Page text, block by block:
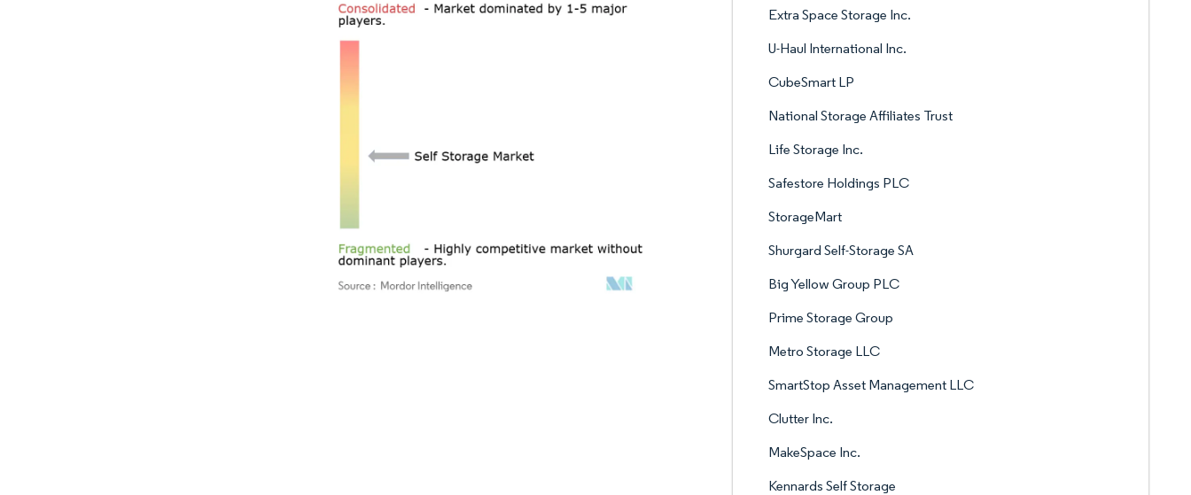
Extra Space Storage Inc.
U-Haul International Inc.
CubeSmart LP
National Storage Affiliates Trust
Life Storage Inc.
Safestore Holdings PLC
StorageMart
Shurgard Self-Storage SA
Big Yellow Group PLC
Prime Storage Group
Metro Storage LLC
SmartStop Asset Management LLC
Clutter Inc.
MakeSpace Inc.
Kennards Self Storage